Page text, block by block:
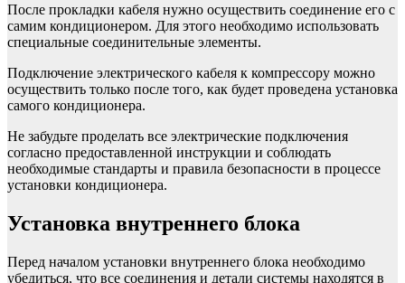
После прокладки кабеля нужно осуществить соединение его с
самим кондиционером. Для этого необходимо использовать
специальные соединительные элементы.
Подключение электрического кабеля к компрессору можно
осуществить только после того, как будет проведена установка
самого кондиционера.
Не забудьте проделать все электрические подключения
согласно предоставленной инструкции и соблюдать
необходимые стандарты и правила безопасности в процессе
установки кондиционера.
Установка внутреннего блока
Перед началом установки внутреннего блока необходимо
убедиться, что все соединения и детали системы находятся в